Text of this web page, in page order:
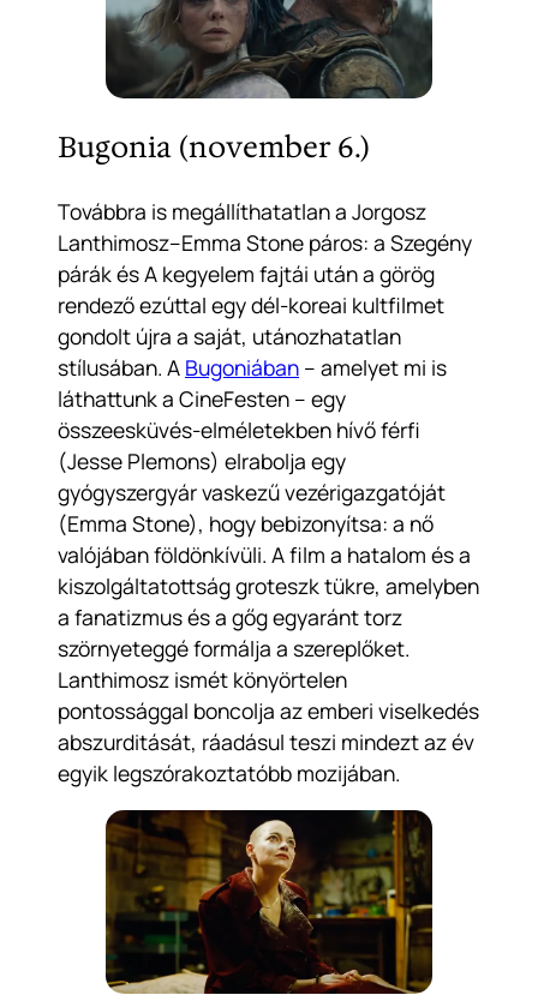
Bugonia (november 6.)
Továbbra is megállíthatatlan a Jorgosz
Lanthimosz–Emma Stone páros: a Szegény
párákésA kegyelem fajtái után a görög
rendező ezúttal egy dél-koreai kultfilmet
gondolt újra a saját, utánozhatatlan
stílusában. A Bugoniában – amelyet mi is
láthattunk a CineFesten – egy
összeesküvés-elméletekben hívő férfi
(Jesse Plemons) elrabolja egy
gyógyszergyár vaskezű vezérigazgatóját
(Emma Stone), hogy bebizonyítsa: a nő
valójában földönkívüli. A film a hatalom és a
kiszolgáltatottság groteszk tükre, amelyben
a fanatizmus és a gőg egyaránt torz
szörnyeteggé formálja a szereplőket.
Lanthimosz ismét könyörtelen
pontossággal boncolja az emberi viselkedés
abszurditását, ráadásul teszi mindezt az év
egyik legszórakoztatóbb mozijában.